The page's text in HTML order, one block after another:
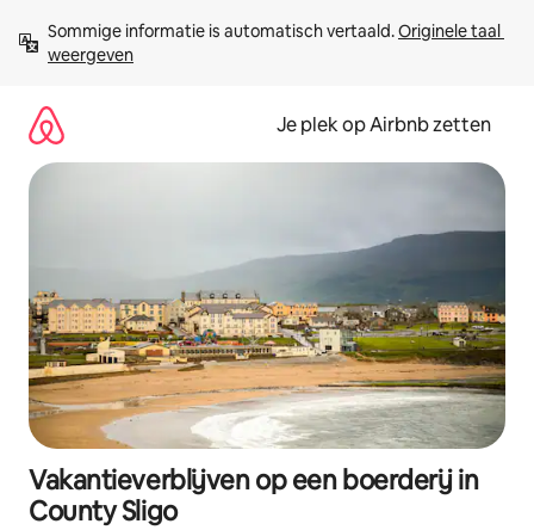
direct
naar
Sommige informatie is automatisch vertaald. Originele taal
weergeven
Je plek op Airbnb zetten
Vakantieverblijven op een boerderij in
County Sligo